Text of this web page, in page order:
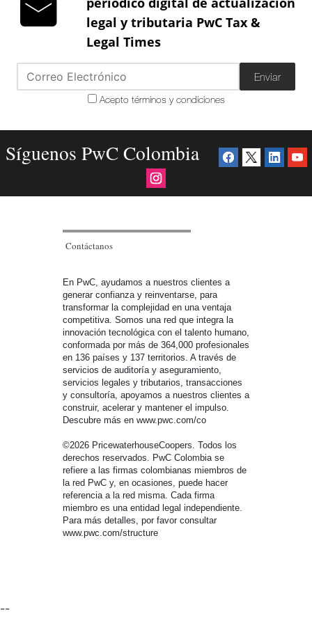
legal y tributaria PwC Tax &
Legal Times
Enviar
Acepto términos y condiciones
Síguenos PwC Colombia
Contáctanos
En PwC, ayudamos a nuestros clientes a
generar confianza y reinventarse, para
transformar la complejidad en una ventaja
competitiva. Somos una red que integra la
innovación tecnológica con el talento humano,
conformada por más de 364,000 profesionales
en 136 países y 137 territorios. A través de
servicios de auditoría y aseguramiento,
servicios legales y tributarios, transacciones
y consultoría, apoyamos a nuestros clientes a
construir, acelerar y mantener el impulso.
Descubre más en www.pwc.com/co
©2026 PricewaterhouseCoopers. Todos los
derechos reservados. PwC Colombia se
refiere a las firmas colombianas miembros de
la red PwC y, en ocasiones, puede hacer
referencia a la red misma. Cada firma
miembro es una entidad legal independiente.
Para más detalles, por favor consultar
www.pwc.com/structure
--